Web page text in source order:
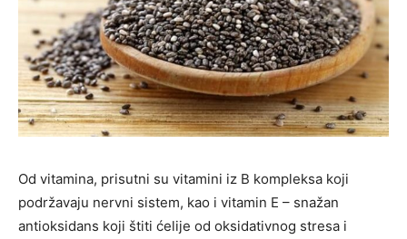
Od vitamina, prisutni su vitamini iz B kompleksa koji
podržavaju nervni sistem, kao i vitamin E – snažan
antioksidans koji štiti ćelije od oksidativnog stresa i